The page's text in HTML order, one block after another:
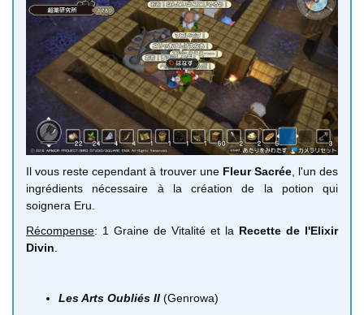
Il vous reste cependant à trouver une Fleur Sacrée, l'un des
ingrédients nécessaire à la création de la potion qui
soignera Eru.
Récompense: 1 Graine de Vitalité et la Recette de l'Elixir
Divin
Les Arts Oubliés II (Genrowa)